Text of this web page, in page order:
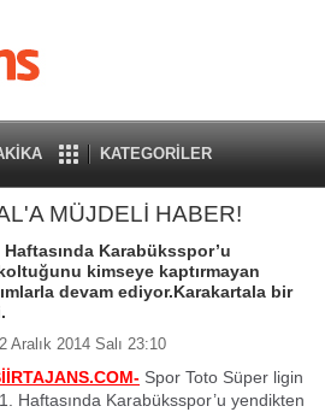
KATEGORİLER
MÜJDELİ HABER!
Karabüksspor’u
kimseye kaptırmayan
devam ediyor.Karakartala bir
Aralık 2014 Salı 23:10
Spor Toto Süper ligin
Haftasında Karabüksspor’u yendikten